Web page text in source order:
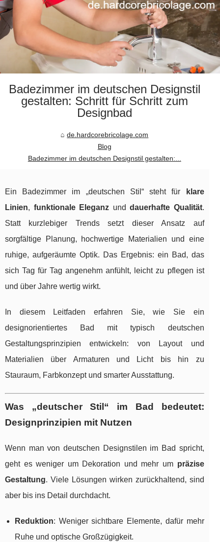
Badezimmer im deutschen Designstil
gestalten: Schritt für Schritt zum
Designbad
de.hardcorebricolage.com
Blog
Badezimmer im deutschen Designstil gestalten:...
Ein Badezimmer im „deutschen Stil“ steht für
klare
Linien, funktionale Eleganz unddauerhafte Qualität.
Statt kurzlebiger Trends setzt dieser Ansatz auf
sorgfältige Planung, hochwertige Materialien und eine
ruhige, aufgeräumte Optik. Das Ergebnis: ein Bad, das
sich Tag für Tag angenehm anfühlt, leicht zu pflegen ist
und über Jahre wertig wirkt.
In diesem Leitfaden erfahren Sie, wie Sie ein
designorientiertes Bad mit typisch deutschen
Gestaltungsprinzipien entwickeln: von Layout und
Materialien über Armaturen und Licht bis hin zu
Stauraum, Farbkonzept und smarter Ausstattung.
Was „deutscher Stil“ im Bad bedeutet:
Designprinzipien mit Nutzen
Wenn man von deutschen Designstilen im Bad spricht,
geht es weniger um Dekoration und mehr um präzise
Gestaltung. Viele Lösungen wirken zurückhaltend, sind
aber bis ins Detail durchdacht.
Reduktion: Weniger sichtbare Elemente, dafür mehr
Ruhe und optische Großzügigkeit.